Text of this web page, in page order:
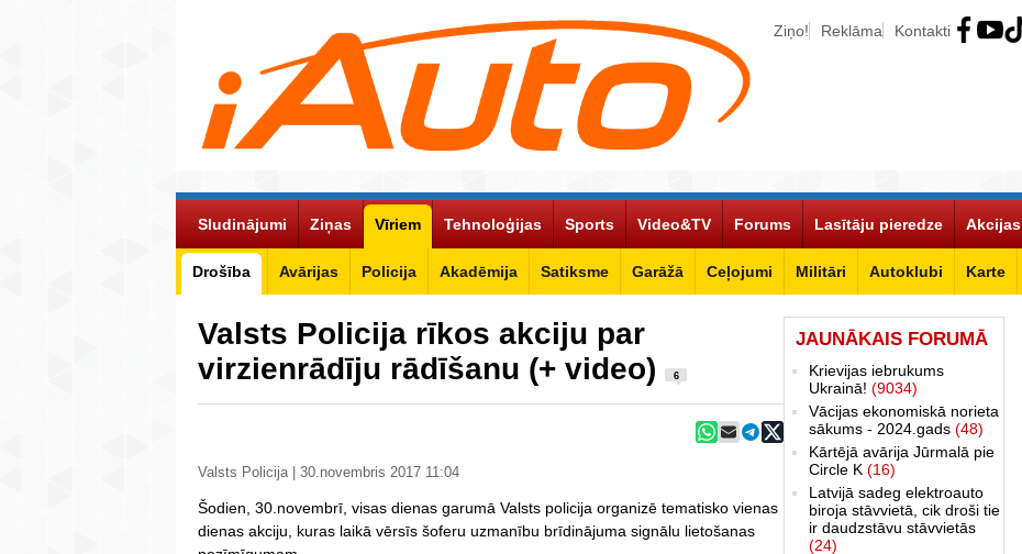
Ziņo! Reklāma Kontakti
Sludinājumi Ziņas Vīriem
Drošība Avārijas Policija Akadēmija Satiksme Garāžā Ceļojumi Militāri Autoklubi Karte
Tehnoloģijas Sports Video&TV Forums Lasītāju pieredze Akcijas
Valsts Policija rīkos akciju par
virzienrādīju rādīšanu (+ video)
6
Valsts Policija | 30.novembris 2017 11:04
Šodien, 30.novembrī, visas dienas garumā Valsts policija organizē tematisko vienas
dienas akciju, kuras laikā vērsīs šoferu uzmanību brīdinājuma signālu lietošanas
JAUNĀKAIS FORUMĀ
Krievijas iebrukums
Ukrainā! (9034)
Vācijas ekonomiskā norieta
sākums - 2024.gads (48)
Kārtējā avārija Jūrmalā pie
Circle K (16)
Latvijā sadeg elektroauto
biroja stāvvietā, cik droši tie
ir daudzstāvu stāvvietās
(24)